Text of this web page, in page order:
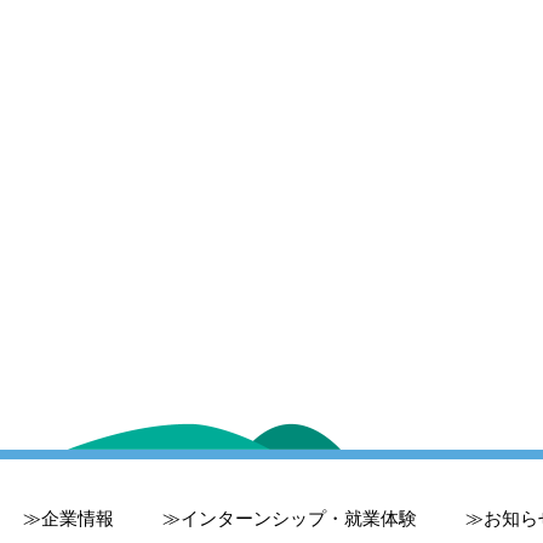
企業情報 インターンシップ・就業体験 お知ら